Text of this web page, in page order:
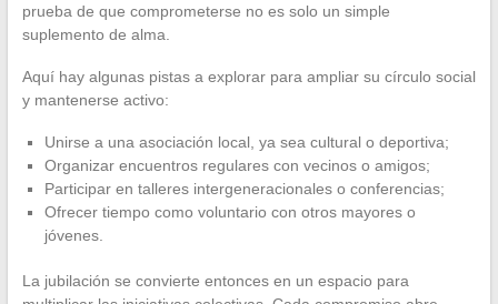
prueba de que comprometerse no es solo un simple
suplemento de alma.
Aquí hay algunas pistas a explorar para ampliar su círculo social
y mantenerse activo:
Unirse a una asociación local, ya sea cultural o deportiva;
Organizar encuentros regulares con vecinos o amigos;
Participar en talleres intergeneracionales o conferencias;
Ofrecer tiempo como voluntario con otros mayores o
jóvenes.
La jubilación se convierte entonces en un espacio para